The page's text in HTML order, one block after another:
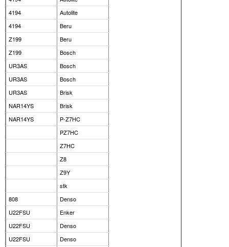
4194
Autolite
4194
Beru
Z199
Beru
Z199
Bosch
UR3AS
Bosch
UR3AS
Bosch
UR3AS
Brisk
NAR14YS
Brisk
NAR14YS
P-Z7HC
PZ7HC
Z7HC
Z8
Z9Y
stk
808
Denso
U22FSU
Enker
U22FSU
Denso
U22FSU
Denso